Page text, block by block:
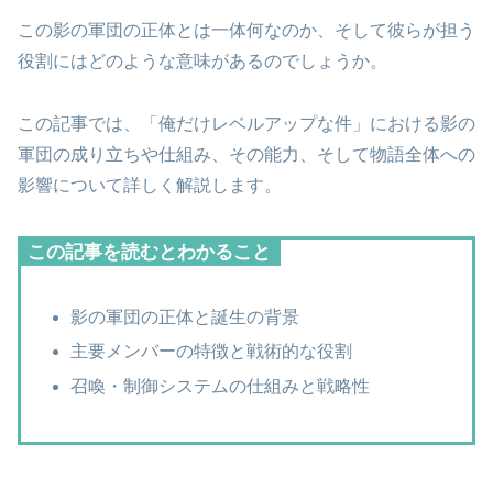
この影の軍団の正体とは一体何なのか、そして彼らが担う
役割にはどのような意味があるのでしょうか。
この記事では、「俺だけレベルアップな件」における影の
軍団の成り立ちや仕組み、その能力、そして物語全体への
影響について詳しく解説します。
この記事を読むとわかること
影の軍団の正体と誕生の背景
主要メンバーの特徴と戦術的な役割
召喚・制御システムの仕組みと戦略性